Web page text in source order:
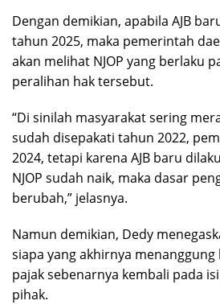
Dengan demikian, apabila AJB
tahun 2025, maka pemerintah
akan melihat NJOP yang berlaku
peralihan hak tersebut.
“Di sinilah masyarakat sering
sudah disepakati tahun 2022,
2024, tetapi karena AJB baru
NJOP sudah naik, maka dasar
berubah,” jelasnya.
Namun demikian, Dedy
siapa yang akhirnya
pajak sebenarnya kembali pada
pihak.